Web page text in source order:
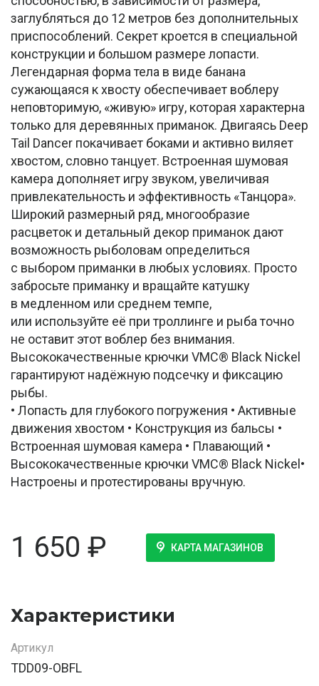
заглубляться до 12 метров без дополнительных
приспособлений. Секрет кроется в специальной
конструкции и большом размере лопасти.
Легендарная форма тела в виде банана
сужающаяся к хвосту обеспечивает воблеру
неповторимую, «живую» игру, которая характерна
только для деревянных приманок. Двигаясь Deep
Tail Dancer покачивает боками и активно виляет
хвостом, словно танцует. Встроенная шумовая
камера дополняет игру звуком, увеличивая
привлекательность и эффективность «Танцора».
Широкий размерный ряд, многообразие
расцветок и детальный декор приманок дают
возможность рыболовам определиться
с выбором приманки в любых условиях. Просто
забросьте приманку и вращайте катушку
в медленном или среднем темпе,
или используйте её при троллинге и рыба точно
не оставит этот воблер без внимания.
Высококачественные крючки VMC® Black Nickel
гарантируют надёжную подсечку и фиксацию
рыбы.
• Лопасть для глубокого погружения • Активные
движения хвостом • Конструкция из бальсы •
Встроенная шумовая камера • Плавающий •
Высококачественные крючки VMC® Black Nickel•
Настроены и протестированы вручную.
1 650 ₽ КАРТА МАГАЗИНОВ
Характеристики
Артикул
TDD09-OBFL